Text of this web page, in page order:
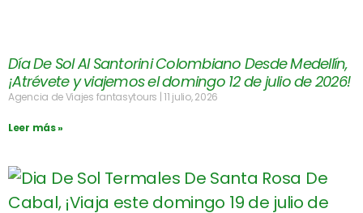
Día De Sol Al Santorini Colombiano Desde Medellín,
¡Atrévete y viajemos el domingo 12 de julio de 2026!
Agencia de Viajes fantasytours 11 julio, 2026
Leer más »